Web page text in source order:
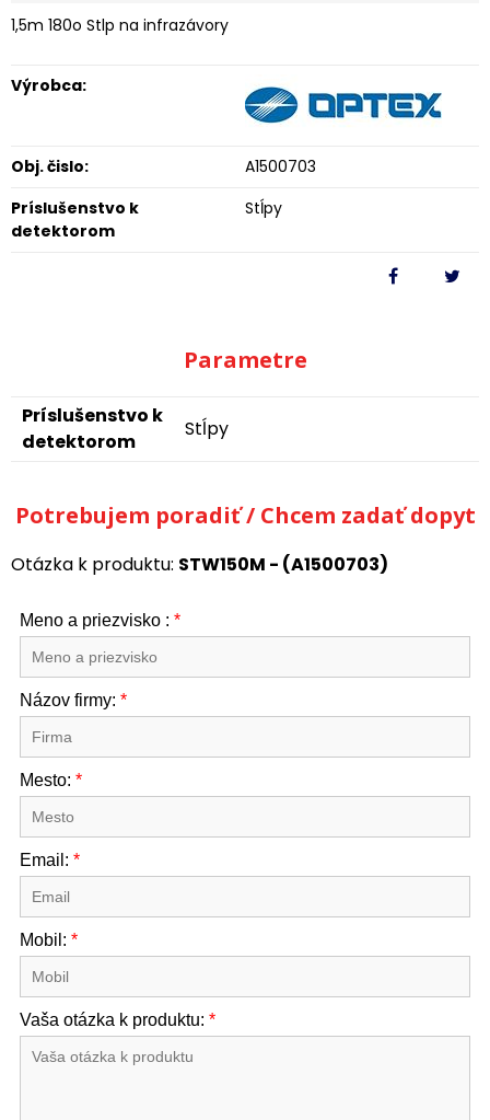
1,5m 180o Stlp na infrazávory
Výrobca:
Obj. čislo:
A1500703
Príslušenstvo k
detektorom
Stĺpy
Parametre
Príslušenstvo k
detektorom
Stĺpy
Potrebujem poradiť / Chcem zadať dopyt
Otázka k produktu: STW150M - (A1500703)